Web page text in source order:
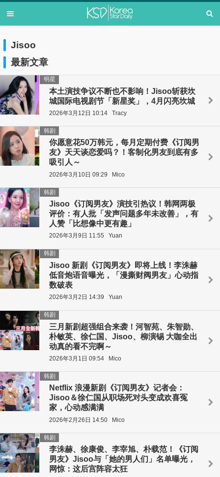
Jisoo
最新文章
本土演技争议不断也不影响！Jisoo斩获坎
城国际电视剧节「新星奖」，4月闪亮坎城
明星
2026年3月12日 10:14 Tracy
你愿意花50万韩元，每月定期付费《订阅男
友》天天谈恋爱吗？！客制化男友到底有多
吸引人～
韩剧
2026年3月10日 09:29 Mico
Jisoo《订阅男友》演技引热议！韩网两极
评价：有人批「发声问题多年未改善」，有
人赞「比想像中更有趣」
韩剧
2026年3月9日 11:55 Yuan
Jisoo 新剧《订阅男友》即将上线！李洙赫
低音炮语音曝光，「漫撕财阀男友」心动指
数破表
韩剧
2026年3月2日 14:39 Yuan
三月新剧超强组合来袭！河智苑、朱智勋、
朴敏英、徐仁国、Jisoo、柳演锡 大咖全出
动真的看不完啊～
韩剧
2026年3月1日 09:54 Mico
Netflix 浪漫新剧《订阅男友》记者会：
Jisoo＆徐仁国从职场死对头变成欢喜冤
家，心动感满满
韩剧
2026年2月26日 14:50 Mico
李洙赫、徐康俊、李宰旭、朴载范！《订阅
男友》Jisoo与「她的男人们」名单曝光，
网惊：这后宫阵容太狂
韩剧